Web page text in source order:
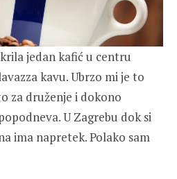
jedan kafić u centru
kavu. Ubrzo mi je to
za druženje i dokono
U Zagrebu dok si
ima napretek. Polako sam